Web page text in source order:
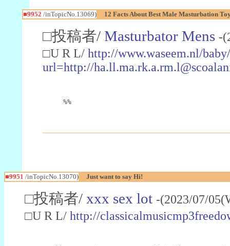
■9952 /inTopicNo.13069) 12 Facts About Best Male Masturbation
□投稿者/ Masturbator Mens -
□U R L/ http://www.waseem.nl/
url=http://
%%
■9951 /inTopicNo.13070) Just want to say Hi!
□投稿者/ xxx sex lot -(2023/07/
□U R L/ http://